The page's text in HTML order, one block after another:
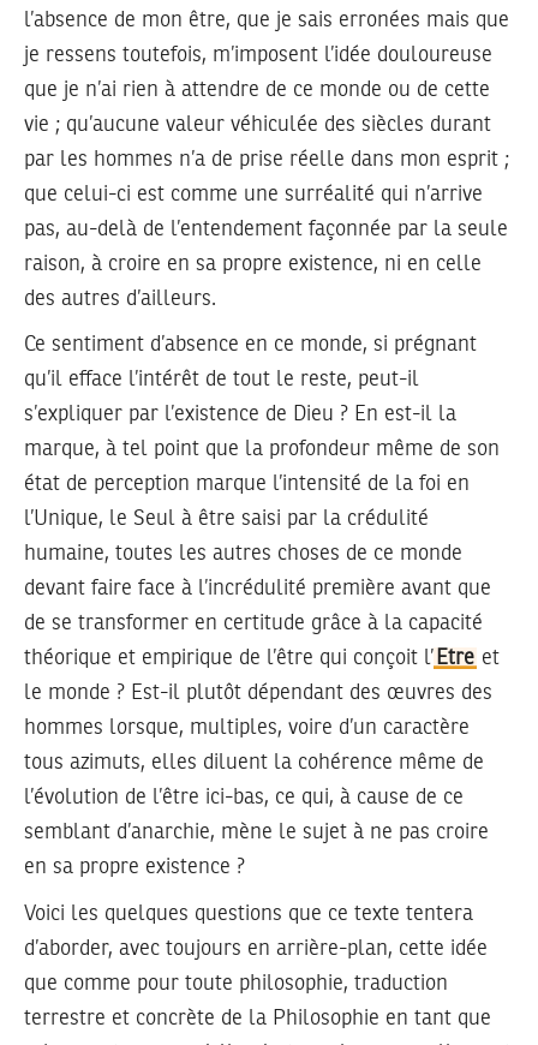
l’absence de mon être, que je sais erronées mais que
je ressens toutefois, m’imposent l’idée douloureuse
que je n’ai rien à attendre de ce monde ou de cette
vie ; qu’aucune valeur véhiculée des siècles durant
par les hommes n’a de prise réelle dans mon esprit ;
que celui-ci est comme une surréalité qui n’arrive
pas, au-delà de l’entendement façonnée par la seule
raison, à croire en sa propre existence, ni en celle
des autres d’ailleurs.
Ce sentiment d’absence en ce monde, si prégnant
qu’il efface l’intérêt de tout le reste, peut-il
s’expliquer par l’existence de Dieu ? En est-il la
marque, à tel point que la profondeur même de son
état de perception marque l’intensité de la foi en
l’Unique, le Seul à être saisi par la crédulité
humaine, toutes les autres choses de ce monde
devant faire face à l’incrédulité première avant que
de se transformer en certitude grâce à la capacité
théorique et empirique de l’être qui conçoit l’ Etre et
le monde ? Est-il plutôt dépendant des œuvres des
hommes lorsque, multiples, voire d’un caractère
tous azimuts, elles diluent la cohérence même de
l’évolution de l’être ici-bas, ce qui, à cause de ce
semblant d’anarchie, mène le sujet à ne pas croire
en sa propre existence ?
Voici les quelques questions que ce texte tentera
d’aborder, avec toujours en arrière-plan, cette idée
que comme pour toute philosophie, traduction
terrestre et concrète de la Philosophie en tant que